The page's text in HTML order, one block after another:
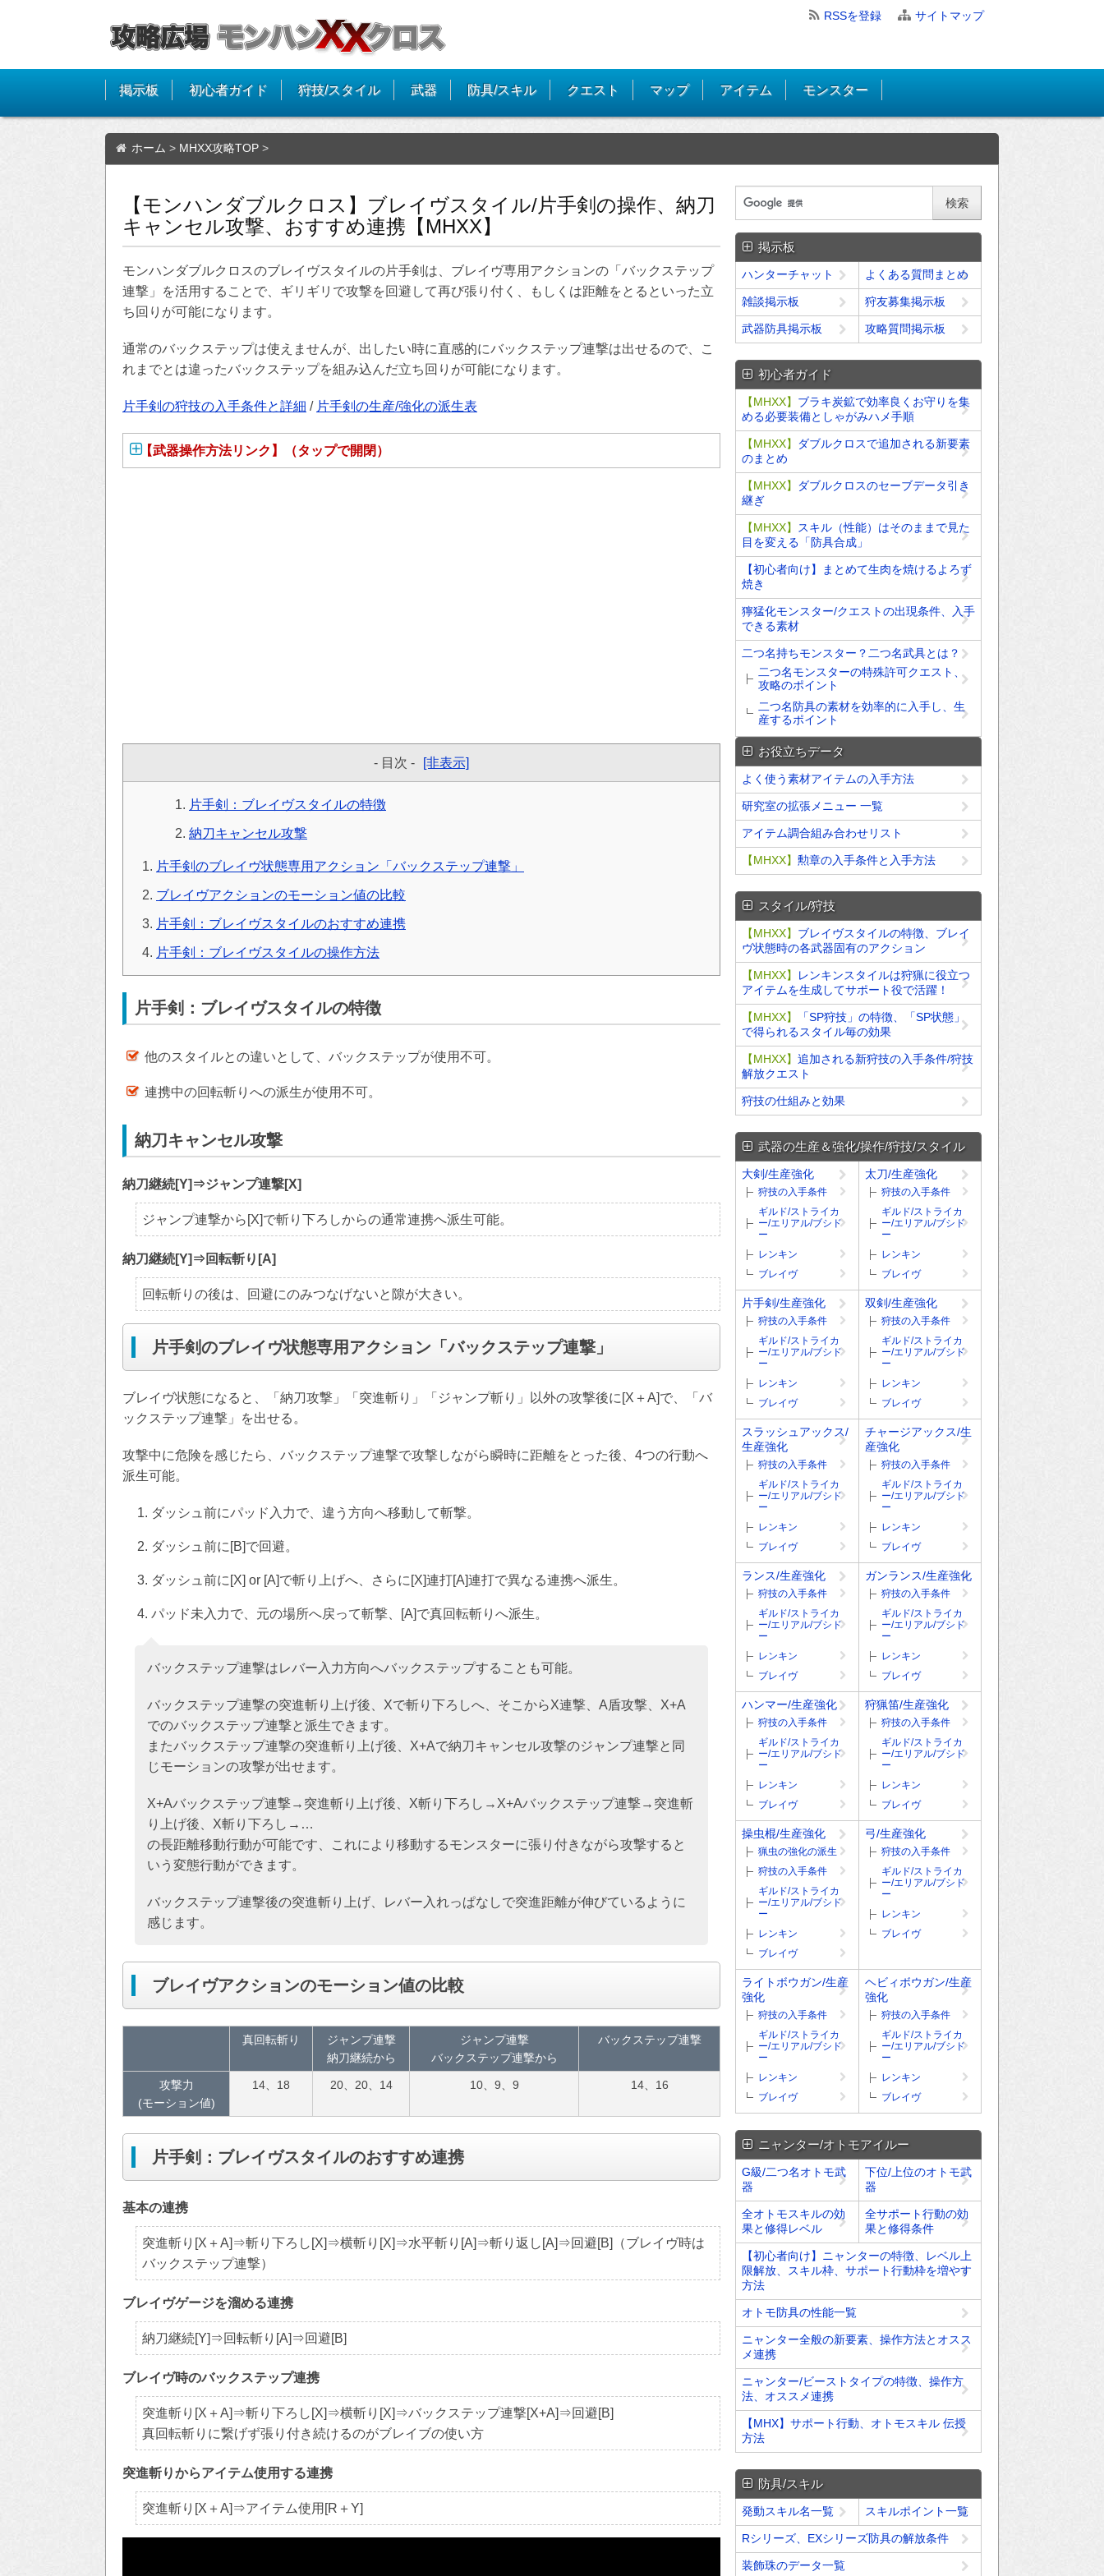
RSSを登録 サイトマップ
掲示板 初心者ガイド 狩技/スタイル 武器 防具/スキル クエスト マップ アイテム モンスター
ホーム > MHXX攻略TOP >
【モンハンダブルクロス】ブレイヴスタイル/片手剣の操作、納刀
キャンセル攻撃、おすすめ連携【MHXX】
モンハンダブルクロスのブレイヴスタイルの片手剣は、ブレイヴ専用アクションの「バックステップ
連撃」を活用することで、ギリギリで攻撃を回避して再び張り付く、もしくは距離をとるといった立
ち回りが可能になります。
通常のバックステップは使えませんが、出したい時に直感的にバックステップ連撃は出せるので、こ
れまでとは違ったバックステップを組み込んだ立ち回りが可能になります。
片手剣の狩技の入手条件と詳細 / 片手剣の生産/強化の派生表
【武器操作方法リンク】（タップで開閉）
- 目次 - [非表示]
片手剣：ブレイヴスタイルの特徴
納刀キャンセル攻撃
片手剣のブレイヴ状態専用アクション「バックステップ連撃」
ブレイヴアクションのモーション値の比較
片手剣：ブレイヴスタイルのおすすめ連携
片手剣：ブレイヴスタイルの操作方法
片手剣：ブレイヴスタイルの特徴
他のスタイルとの違いとして、バックステップが使用不可。
連携中の回転斬りへの派生が使用不可。
納刀キャンセル攻撃
納刀継続[Y]⇒ジャンプ連撃[X]
ジャンプ連撃から[X]で斬り下ろしからの通常連携へ派生可能。
納刀継続[Y]⇒回転斬り[A]
回転斬りの後は、回避にのみつなげないと隙が大きい。
片手剣のブレイヴ状態専用アクション「バックステップ連撃」
ブレイヴ状態になると、「納刀攻撃」「突進斬り」「ジャンプ斬り」以外の攻撃後に[X＋A]で、「バ
ックステップ連撃」を出せる。
攻撃中に危険を感じたら、バックステップ連撃で攻撃しながら瞬時に距離をとった後、4つの行動へ
派生可能。
ダッシュ前にパッド入力で、違う方向へ移動して斬撃。
ダッシュ前に[B]で回避。
ダッシュ前に[X] or [A]で斬り上げへ、さらに[X]連打[A]連打で異なる連携へ派生。
パッド未入力で、元の場所へ戻って斬撃、[A]で真回転斬りへ派生。
バックステップ連撃はレバー入力方向へバックステップすることも可能。
バックステップ連撃の突進斬り上げ後、Xで斬り下ろしへ、そこからX連撃、A盾攻撃、X+A
でのバックステップ連撃と派生できます。
またバックステップ連撃の突進斬り上げ後、X+Aで納刀キャンセル攻撃のジャンプ連撃と同
じモーションの攻撃が出せます。
X+Aバックステップ連撃→突進斬り上げ後、X斬り下ろし→X+Aバックステップ連撃→突進斬
り上げ後、X斬り下ろし→…
の長距離移動行動が可能です、これにより移動するモンスターに張り付きながら攻撃すると
いう変態行動ができます。
バックステップ連撃後の突進斬り上げ、レバー入れっぱなしで突進距離が伸びているように
感じます。
ブレイヴアクションのモーション値の比較
真回転斬り
ジャンプ連撃
納刀継続から
ジャンプ連撃
バックステップ連撃から
バックステップ連撃
攻撃力
(モーション値)
14、18 20、20、14 10、9、9 14、16
片手剣：ブレイヴスタイルのおすすめ連携
基本の連携
突進斬り[X＋A]⇒斬り下ろし[X]⇒横斬り[X]⇒水平斬り[A]⇒斬り返し[A]⇒回避[B]（ブレイヴ時は
バックステップ連撃）
ブレイヴゲージを溜める連携
納刀継続[Y]⇒回転斬り[A]⇒回避[B]
ブレイヴ時のバックステップ連携
突進斬り[X＋A]⇒斬り下ろし[X]⇒横斬り[X]⇒バックステップ連撃[X+A]⇒回避[B]
真回転斬りに繋げず張り付き続けるのがブレイブの使い方
突進斬りからアイテム使用する連携
突進斬り[X＋A]⇒アイテム使用[R＋Y]
掲示板
ハンターチャット よくある質問まとめ
雑談掲示板 狩友募集掲示板
武器防具掲示板 攻略質問掲示板
初心者ガイド
【MHXX】 ブラキ炭鉱で効率良くお守りを集
める必要装備としゃがみハメ手順
【MHXX】
ダブルクロスで追加される新要素
のまとめ
【MHXX】
ダブルクロスのセーブデータ引き
継ぎ
【MHXX】
スキル（性能）はそのままで見た
目を変える「防具合成」
【初心者向け】まとめて生肉を焼けるよろず
焼き
獰猛化モンスター/クエストの出現条件、入手
できる素材
二つ名持ちモンスター？二つ名武具とは？
二つ名モンスターの特殊許可クエスト、
攻略のポイント
二つ名防具の素材を効率的に入手し、生
産するポイント
お役立ちデータ
よく使う素材アイテムの入手方法
研究室の拡張メニュー 一覧
アイテム調合組み合わせリスト
【MHXX】 勲章の入手条件と入手方法
スタイル/狩技
【MHXX】 ブレイヴスタイルの特徴、ブレイ
ヴ状態時の各武器固有のアクション
【MHXX】
レンキンスタイルは狩猟に役立つ
アイテムを生成してサポート役で活躍！
【MHXX】
「SP狩技」の特徴、「SP状態」
で得られるスタイル毎の効果
【MHXX】 追加される新狩技の入手条件/狩技
解放クエスト
狩技の仕組みと効果
武器の生産＆強化/操作/狩技/スタイル
大剣/生産強化
狩技の入手条件
ギルド/ストライカ
ー/エリアル/ブシド
ー
レンキン
ブレイヴ
太刀/生産強化
狩技の入手条件
ギルド/ストライカ
ー/エリアル/ブシド
ー
レンキン
ブレイヴ
片手剣/生産強化
狩技の入手条件
ギルド/ストライカ
ー/エリアル/ブシド
ー
レンキン
ブレイヴ
双剣/生産強化
狩技の入手条件
ギルド/ストライカ
ー/エリアル/ブシド
ー
レンキン
ブレイヴ
スラッシュアックス/
生産強化
狩技の入手条件
ギルド/ストライカ
ー/エリアル/ブシド
ー
レンキン
ブレイヴ
チャージアックス/生
産強化
狩技の入手条件
ギルド/ストライカ
ー/エリアル/ブシド
ー
レンキン
ブレイヴ
ランス/生産強化
狩技の入手条件
ギルド/ストライカ
ー/エリアル/ブシド
ー
レンキン
ブレイヴ
ガンランス/生産強化
狩技の入手条件
ギルド/ストライカ
ー/エリアル/ブシド
ー
レンキン
ブレイヴ
ハンマー/生産強化
狩技の入手条件
ギルド/ストライカ
ー/エリアル/ブシド
ー
レンキン
ブレイヴ
狩猟笛/生産強化
狩技の入手条件
ギルド/ストライカ
ー/エリアル/ブシド
ー
レンキン
ブレイヴ
操虫棍/生産強化
猟虫の強化の派生
狩技の入手条件
ギルド/ストライカ
ー/エリアル/ブシド
ー
レンキン
ブレイヴ
弓/生産強化
狩技の入手条件
ギルド/ストライカ
ー/エリアル/ブシド
ー
レンキン
ブレイヴ
ライトボウガン/生産
強化
狩技の入手条件
ギルド/ストライカ
ー/エリアル/ブシド
ー
レンキン
ブレイヴ
ヘビィボウガン/生産
強化
狩技の入手条件
ギルド/ストライカ
ー/エリアル/ブシド
ー
レンキン
ブレイヴ
ニャンター/オトモアイルー
G級/二つ名オトモ武
器
下位/上位のオトモ武
器
全オトモスキルの効
果と修得レベル
全サポート行動の効
果と修得条件
【初心者向け】ニャンターの特徴、レベル上
限解放、スキル枠、サポート行動枠を増やす
方法
オトモ防具の性能一覧
ニャンター全般の新要素、操作方法とオスス
メ連携
ニャンター/ビーストタイプの特徴、操作方
法、オススメ連携
【MHX】サポート行動、オトモスキル 伝授
方法
防具/スキル
発動スキル名一覧 スキルポイント一覧
Rシリーズ、EXシリーズ防具の解放条件
装飾珠のデータ一覧